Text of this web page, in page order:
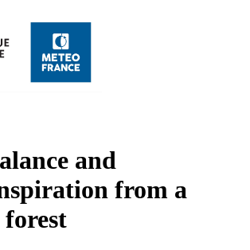
and
from a